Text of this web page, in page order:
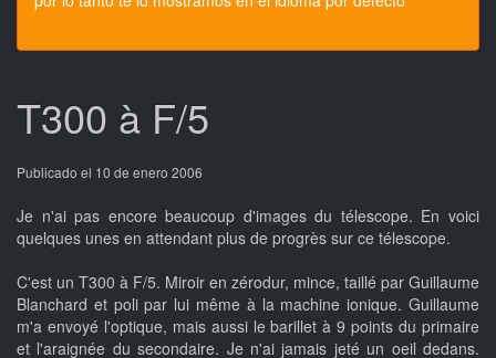
T300 à F/5
Publicado el 10 de enero 2006
Je n'ai pas encore beaucoup d'images du télescope. En voici
quelques unes en attendant plus de progrès sur ce télescope.
C'est un T300 à F/5. Miroir en zérodur, mince, taillé par Guillaume
Blanchard et poli par lui même à la machine ionique. Guillaume
m'a envoyé l'optique, mais aussi le barillet à 9 points du primaire
et l'araignée du secondaire. Je n'ai jamais jeté un oeil dedans.